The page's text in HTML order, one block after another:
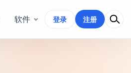
软件 登录 注册